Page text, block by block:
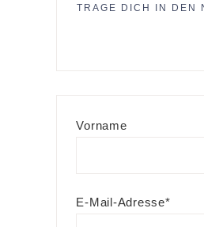
TRAGE DICH IN DEN
Vorname
E-Mail-Adresse*